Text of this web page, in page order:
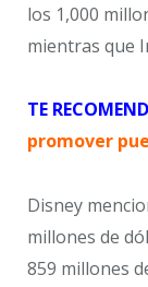
los 1,000
mientras que
TE
promover
Disney
millones de
859 millones